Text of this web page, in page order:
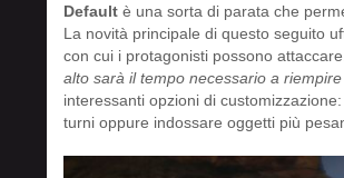
Default è una sorta di parata che
La novità principale di questo seguito
con cui i protagonisti possono
alto sarà il tempo necessario a
interessanti opzioni di
turni oppure indossare oggetti più